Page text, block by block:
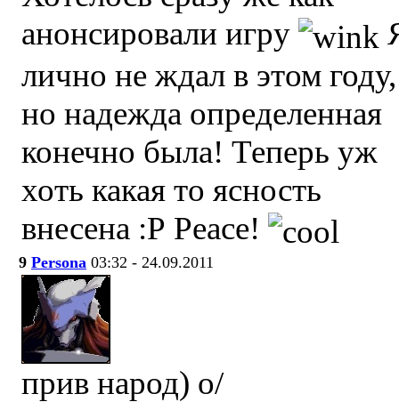
анонсировали игру
лично не ждал в этом году,
но надежда определенная
конечно была! Теперь уж
хоть какая то ясность
внесена :Р Peace!
9 Persona 03:32 - 24.09.2011
прив народ) о/